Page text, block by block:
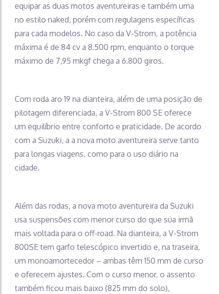
equipar as duas motos aventureiras e também uma
no estilo naked, porém com regulagens específicas
para cada modelos. No caso da V-Strom, a potência
máxima é de 84 cv a 8.500 rpm, enquanto o torque
máximo de 7,95 mkgf chega a 6.800 giros.
Com roda aro 19 na dianteira, além de uma posição de
pilotagem diferenciada, a V-Strom 800 SE oferece
um equilíbrio entre conforto e praticidade. De acordo
com a Suzuki, a a nova moto aventureira serve tanto
para longas viagens, como para o uso diário na
cidade.
Além das rodas, a nova moto aventureira da Suzuki
usa suspensões com menor curso do que sua irmã
mais voltada para o off-road. Na dianteira, a V-Strom
800SE tem garfo telescópico invertido e, na traseira,
um monoamortecedor – ambas têm 150 mm de curso
e oferecem ajustes. Com o curso menor, o assento
também ficou mais baixo (825 mm do solo),